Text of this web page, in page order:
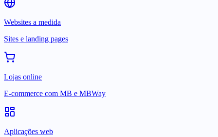
Websites a medida
Sites e landing pages
Lojas online
E-commerce com MB e MBWay
Aplicações web